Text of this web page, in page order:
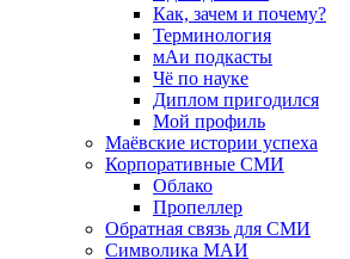
Как, зачем и почему?
Терминология
мАи подкасты
Чё по науке
Диплом пригодился
Мой профиль
Маёвские истории успеха
Корпоративные СМИ
Облако
Пропеллер
Обратная связь для СМИ
Символика МАИ